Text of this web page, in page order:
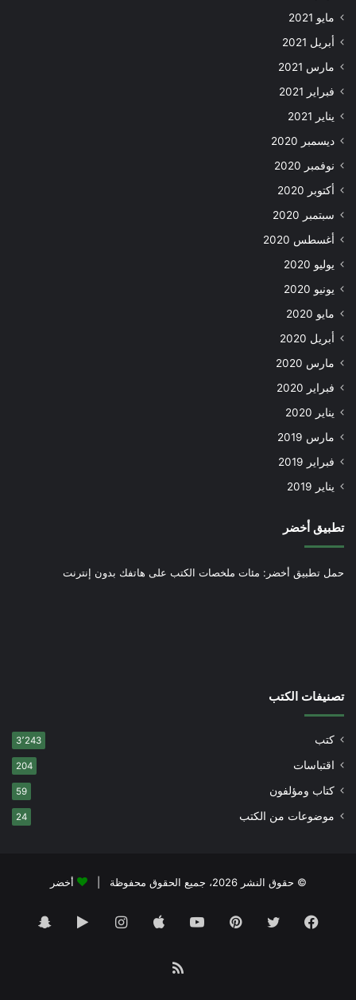
مايو 2021
أبريل 2021
مارس 2021
فبراير 2021
يناير 2021
ديسمبر 2020
نوفمبر 2020
أكتوبر 2020
سبتمبر 2020
أغسطس 2020
يوليو 2020
يونيو 2020
مايو 2020
أبريل 2020
مارس 2020
فبراير 2020
يناير 2020
مارس 2019
فبراير 2019
يناير 2019
تطبيق أخضر
حمل تطبيق أخضر: مئات ملخصات الكتب على هاتفك بدون إنترنت
تصنيفات الكتب
كتب 3٬243
اقتباسات 204
كتاب ومؤلفون 59
موضوعات من الكتب 24
© حقوق النشر 2026، جميع الحقوق محفوظة | أخضر
فيسبوك تويتر بينتيريستيوتيوب انستقرام‏Google
ملخص